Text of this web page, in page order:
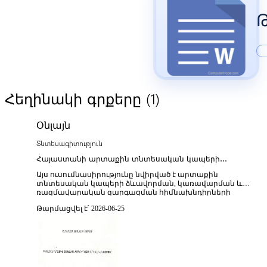
Հեղինակի գրքերը (1)
Օնլայն
Տնտեսագիտություն
Հայաստանի արտաքին տնտեսական կապերի
Այս ուսումնասիրությունը նվիրված է արտաքին
տնտեսական կապերի ձևավորման, կառավարման և
ռազմավարական զարգացման հիմնախնդիրների
դիտարկվում են երկրի արտաքին առևտրի կառուցվածքը,
միջազգային տնտեսական ինտեգրման գործընթացները և
մրցունակության վրա։ Հատուկ ուշադրություն է դարձվում
ռազմավարական կառավարման գործիքներին՝ պետական
Թարմացվել է՝ 2026-06-25